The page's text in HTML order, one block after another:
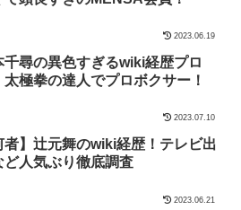
2023.06.19
千尋の異色すぎるwiki経歴プロ
太極拳の達人でプロボクサー！
2023.07.10
者】辻元舞のwiki経歴！テレビ出
ど人気ぶり徹底調査
2023.06.21